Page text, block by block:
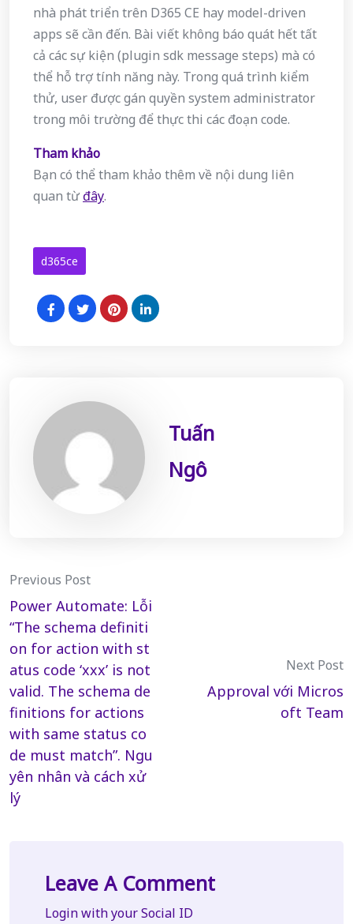
nhà phát triển trên D365 CE hay model-driven
apps sẽ cần đến. Bài viết không báo quát hết tất
cả các sự kiện (plugin sdk message steps) mà có
thể hỗ trợ tính năng này. Trong quá trình kiểm
thử, user được gán quyền system administrator
trong môi trường để thực thi các đoạn code.
Tham khảo
Bạn có thể tham khảo thêm về nội dung liên
quan từđây.
d365ce
Tuấn
Ngô
Post
navigation
Previous Post
Power Automate: Lỗi
“The schema definiti
on for action with st
atus code ‘xxx’ is not
valid. The schema de
finitions for actions
with same status co
de must match”. Ngu
yên nhân và cách xử
lý
Next Post
Approval với Micros
oft Team
Leave A Comment
Login with your Social ID